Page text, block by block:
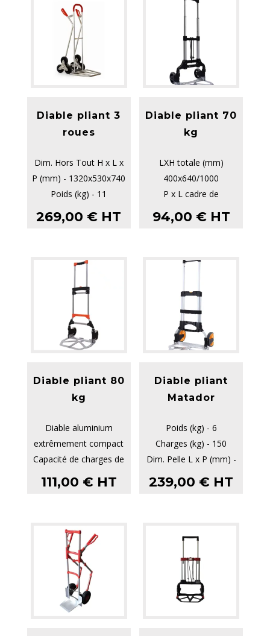
Diable pliant 3
roues
Dim. Hors Tout H x L x
P (mm) - 1320x530x740
Poids (kg) - 11
Charges (kg) - 150
Type de rou...
269,00 € HT
Diable pliant 70
kg
LXH totale (mm)
400x640/1000
P x L cadre de
support/cadre pliant
(mm) 208
94,00 € HT
Diable pliant 80
kg
Diable aluminium
extrêmement compact
Capacité de charges de
80 kg
111,00 € HT
Diable pliant
Matador
Poids (kg) - 6
Charges (kg) - 150
Dim. Pelle L x P (mm) -
390 x 280
Dim. Hors Tout repli...
239,00 € HT